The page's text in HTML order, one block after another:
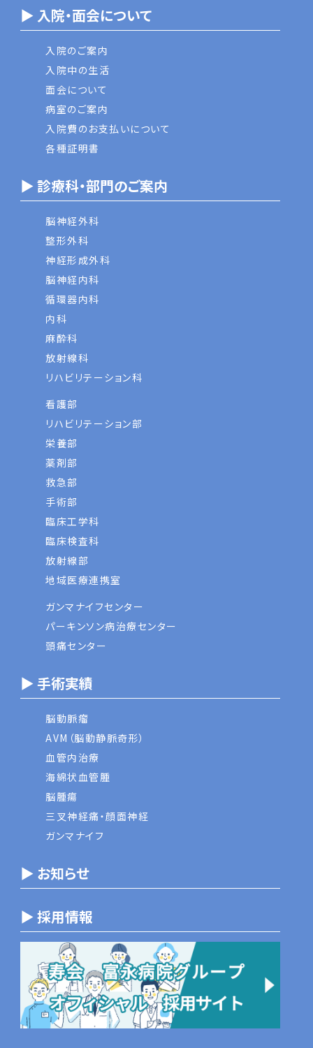
▶ 入院・面会について
入院のご案内
入院中の生活
面会について
病室のご案内
入院費のお支払いについて
各種証明書
▶ 診療科・部門のご案内
脳神経外科
整形外科
神経形成外科
脳神経内科
循環器内科
内科
麻酔科
放射線科
リハビリテーション科
看護部
リハビリテーション部
栄養部
薬剤部
救急部
手術部
臨床工学科
臨床検査科
放射線部
地域医療連携室
ガンマナイフセンター
パーキンソン病治療センター
頭痛センター
▶ 手術実績
脳動脈瘤
AVM（脳動静脈奇形）
血管内治療
海綿状血管腫
脳腫瘍
三叉神経痛・顔面神経
ガンマナイフ
▶ お知らせ
▶ 採用情報